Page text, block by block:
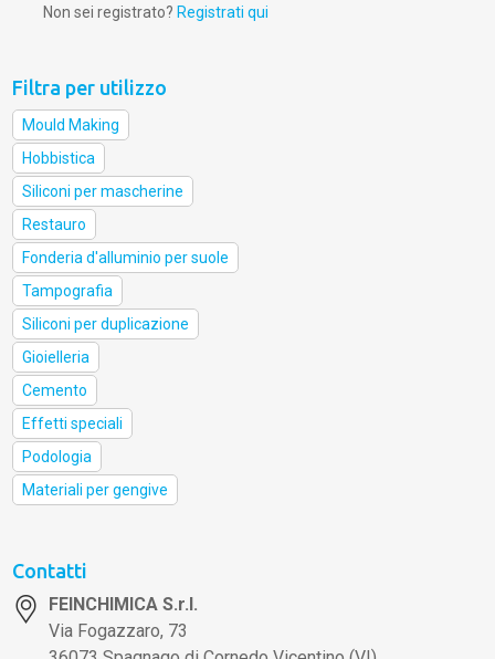
Non sei registrato?Registrati qui
Filtra per utilizzo
Mould Making
Hobbistica
Siliconi per mascherine
Restauro
Fonderia d'alluminio per suole
Tampografia
Siliconi per duplicazione
Gioielleria
Cemento
Effetti speciali
Podologia
Materiali per gengive
Contatti
FEINCHIMICA S.r.l.
Via Fogazzaro, 73